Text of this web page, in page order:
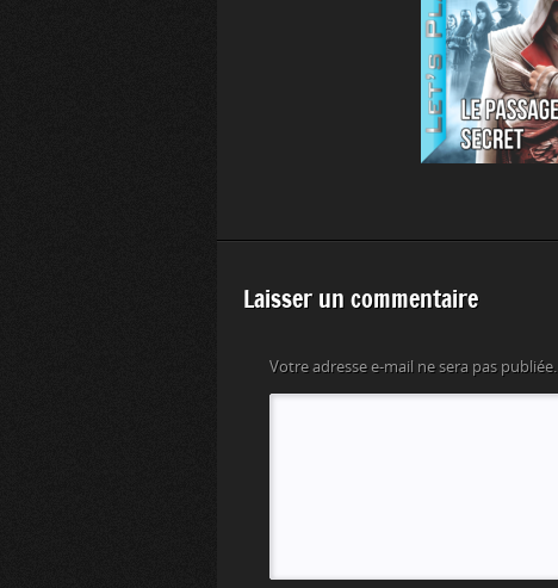
Laisser un commentaire
Votre adresse e-mail ne sera pas publiée.